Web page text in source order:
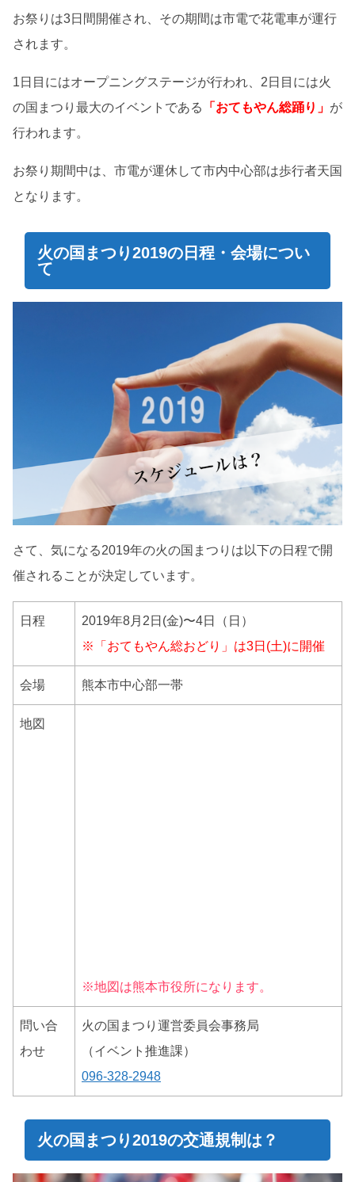
お祭りは3日間開催され、その期間は市電で花電車が運行
されます。
1日目にはオープニングステージが行われ、2日目には火
の国まつり最大のイベントである
「おてもやん総踊り」 が
行われます。
お祭り期間中は、市電が運休して市内中心部は歩行者天国
となります。
火の国まつり2019の日程・会場につい
て
さて、気になる2019年の火の国まつりは以下の日程で開
催されることが決定しています。
日程
2019年8月2日(金)〜4日（日）
※「おてもやん総おどり」は3日(土)に開催
会場 熊本市中心部一帯
地図
※地図は熊本市役所になります。
問い合
わせ
火の国まつり運営委員会事務局
（イベント推進課）
096-328-2948
火の国まつり2019の交通規制は？